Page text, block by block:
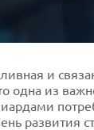
и
одна из
развития